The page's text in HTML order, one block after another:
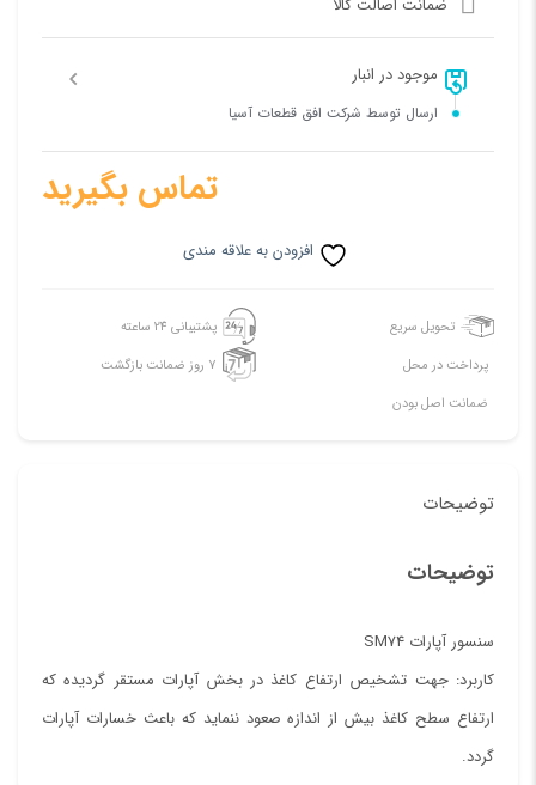
موجود در انبار
ارسال توسط شرکت افق قطعات آسیا
تماس بگیرید
افزودن به علاقه مندی
تحویل سریع
پشتیبانی 24 ساعته
پرداخت در محل
7 روز ضمانت بازگشت
ضمانت اصل بودن
توضیحات
توضیحات
سنسور آپارات SM74
کاربرد: جهت تشخیص ارتفاع کاغذ در بخش آپارات مستقر گردیده که
ارتفاع سطح کاغذ بیش از اندازه صعود ننماید که باعث خسارات آپارات
گردد.